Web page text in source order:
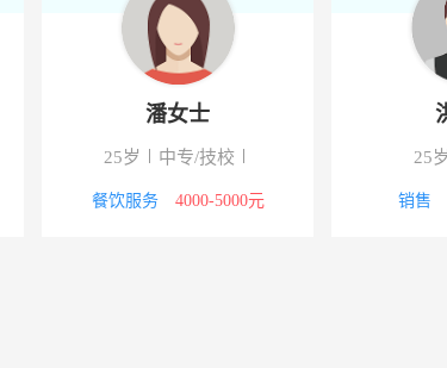
-开州大道中民政局
-重庆沙坪坝大学城北路135号
-开州亿丰国际商贸城E3区4
-滨湖西路万人大排档406号3楼
潘女士
25岁 中专/技校
餐饮服务 4000-5000元
25岁
销售